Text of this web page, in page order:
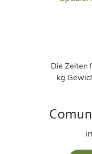
Die Zeiten
kg